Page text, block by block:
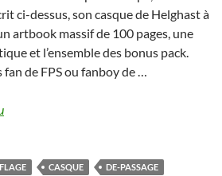
ci-dessus, son casque de Helghast à
artbook massif de 100 pages, une
et l’ensemble des bonus pack.
fan de FPS ou fanboy de …
CASQUE
DE-PASSAGE